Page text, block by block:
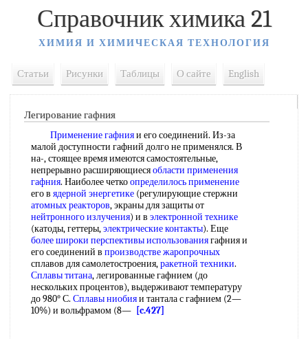
Справочник химика 21
ХИМИЯ И ХИМИЧЕСКАЯ ТЕХНОЛОГИЯ
Статьи Рисунки Таблицы О сайте English
Легирование гафния
Применение гафнияи его соединений. Из-за
малой доступности гафний долго не применялся. В
на-, стоящее время имеются самостоятельные,
непрерывно расширяющиесяобласти применения
гафния. Наиболее четкоопределилось применение
его в ядерной энергетике (регулирующие стержни
атомных реакторов, экраны для защиты от
нейтронного излучения) и в электронной технике
(катоды, геттеры,электрические контакты). Еще
более широки перспективы использованиягафния и
его соединений в производстве жаропрочных
сплавов для самолетостроения,ракетной техники.
Сплавы титана, легированные гафнием (до
нескольких процентов), выдерживают температуру
до 980° С. Сплавы ниобияи тантала с гафнием (2—
10%) и вольфрамом (8— [c.427]